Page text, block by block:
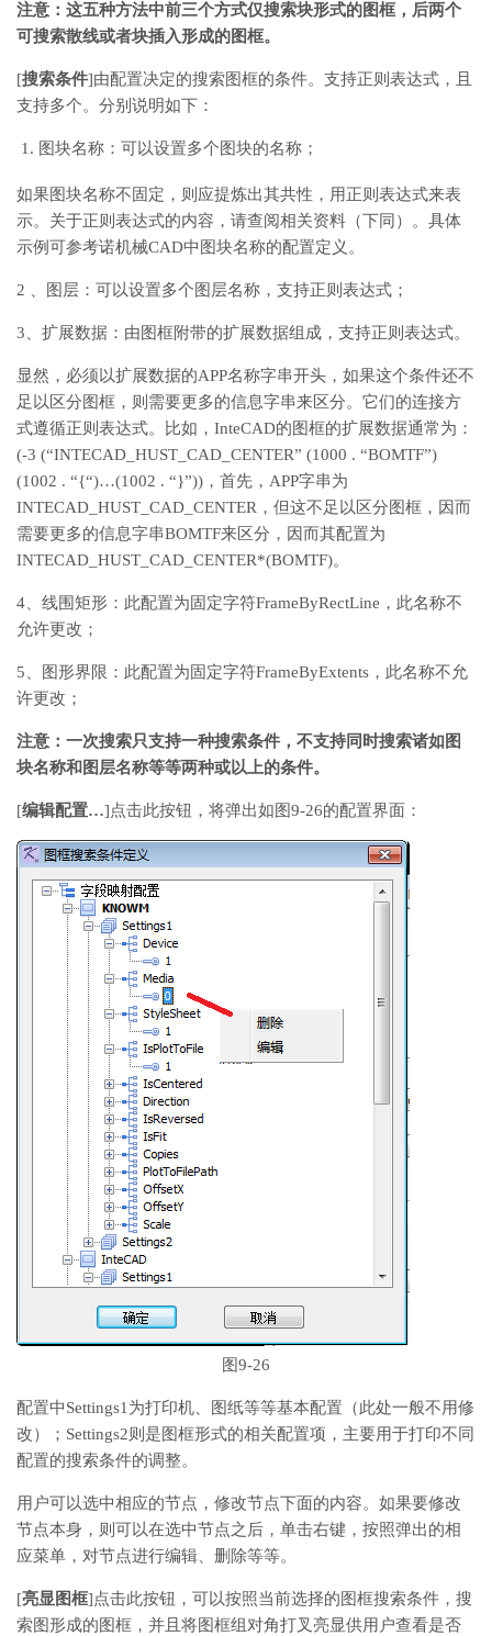
注意：这五种方法中前三个方式仅搜索块形式的图框，后两个
可搜索散线或者块插入形成的图框。
[搜索条件]由配置决定的搜索图框的条件。支持正则表达式，且
支持多个。分别说明如下：
图块名称：可以设置多个图块的名称；
如果图块名称不固定，则应提炼出其共性，用正则表达式来表
示。关于正则表达式的内容，请查阅相关资料（下同）。具体
示例可参考诺机械CAD中图块名称的配置定义。
2 、图层：可以设置多个图层名称，支持正则表达式；
3、扩展数据：由图框附带的扩展数据组成，支持正则表达式。
显然，必须以扩展数据的APP名称字串开头，如果这个条件还不
足以区分图框，则需要更多的信息字串来区分。它们的连接方
式遵循正则表达式。比如，InteCAD的图框的扩展数据通常为：
(-3 (“INTECAD_HUST_CAD_CENTER” (1000 . “BOMTF”)
(1002 . “{“)…(1002 . “}”))，首先，APP字串为
INTECAD_HUST_CAD_CENTER，但这不足以区分图框，因而
需要更多的信息字串BOMTF来区分，因而其配置为
INTECAD_HUST_CAD_CENTER*(BOMTF)。
4、线围矩形：此配置为固定字符FrameByRectLine，此名称不
允许更改；
5、图形界限：此配置为固定字符FrameByExtents，此名称不允
许更改；
注意：一次搜索只支持一种搜索条件，不支持同时搜索诸如图
块名称和图层名称等等两种或以上的条件。
[编辑配置…]点击此按钮，将弹出如图9-26的配置界面：
图9-26
配置中Settings1为打印机、图纸等等基本配置（此处一般不用修
改）；Settings2则是图框形式的相关配置项，主要用于打印不同
配置的搜索条件的调整。
用户可以选中相应的节点，修改节点下面的内容。如果要修改
节点本身，则可以在选中节点之后，单击右键，按照弹出的相
应菜单，对节点进行编辑、删除等等。
[亮显图框]点击此按钮，可以按照当前选择的图框搜索条件，搜
索图形成的图框，并且将图框组对角打叉亮显供用户查看是否